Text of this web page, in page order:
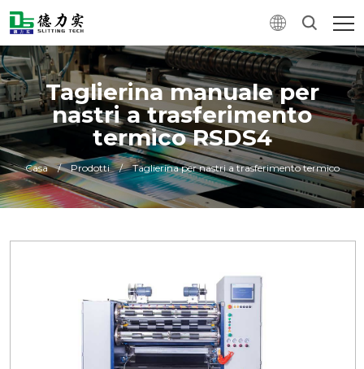
Taglierina manuale per
nastri a trasferimento
termico RSDS4
Casa / Prodotti / Taglierina per nastri a trasferimento termico0